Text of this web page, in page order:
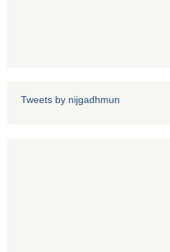
Tweets by nijgadhmun